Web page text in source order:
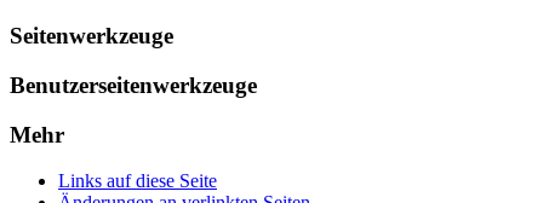
Seitenwerkzeuge
Benutzerseitenwerkzeuge
Mehr
Links auf diese Seite